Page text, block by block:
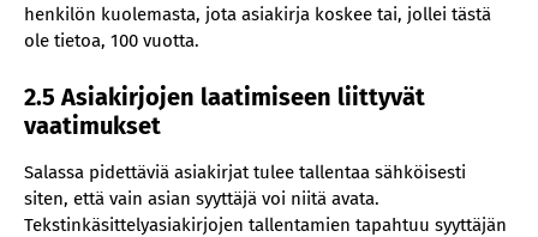
henkilön kuolemasta, jota asiakirja koskee tai, jollei tästä
ole tietoa, 100 vuotta.
2.5 Asiakirjojen laatimiseen liittyvät
vaatimukset
Salassa pidettäviä asiakirjat tulee tallentaa sähköisesti
siten, että vain asian syyttäjä voi niitä avata.
Tekstinkäsittelyasiakirjojen tallentamien tapahtuu syyttäjän